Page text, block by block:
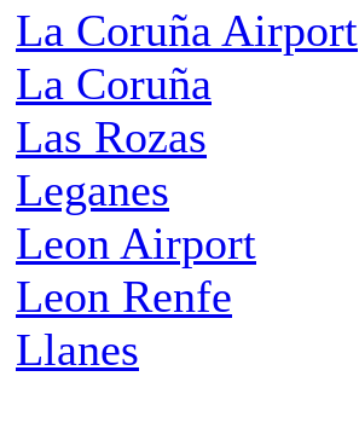
La Coruña Airport
La Coruña
Las Rozas
Leganes
Leon Airport
Leon Renfe
Llanes